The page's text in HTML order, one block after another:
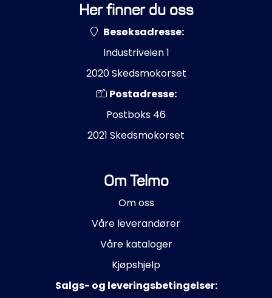
Her finner du oss
Besøksadresse:
Industriveien 1
2020 Skedsmokorset
Postadresse:
Postboks 46
2021 Skedsmokorset
Om Telmo
Om oss
Våre leverandører
Våre kataloger
Kjøpshjelp
Salgs- og leveringsbetingelser: